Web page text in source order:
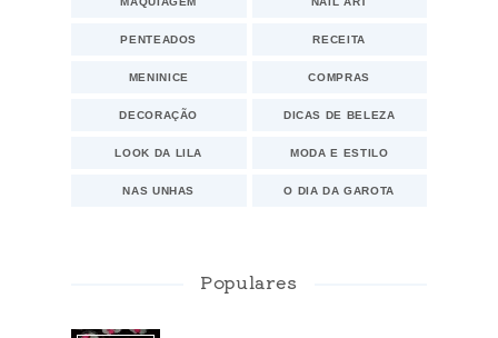
PENTEADOS RECEITA
MENINICE COMPRAS
DECORAÇÃO DICAS DE BELEZA
LOOK DA LILA MODA E ESTILO
NAS UNHAS O DIA DA GAROTA
Populares